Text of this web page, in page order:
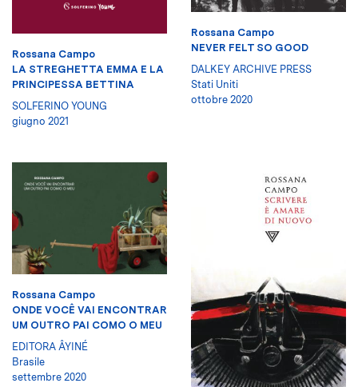
Rossana Campo
LA STREGHETTA EMMA E LA
PRINCIPESSA BETTINA
SOLFERINO YOUNG
giugno 2021
Rossana Campo
NEVER FELT SO GOOD
DALKEY ARCHIVE PRESS
Stati Uniti
ottobre 2020
Rossana Campo
ONDE VOCÊ VAI ENCONTRAR
UM OUTRO PAI COMO O MEU
EDITORA ÂYINÉ
Brasile
settembre 2020